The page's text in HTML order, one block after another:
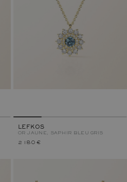
LEFKOS
OR JAUNE, SAPHIR BLEU GRIS
2 180 €